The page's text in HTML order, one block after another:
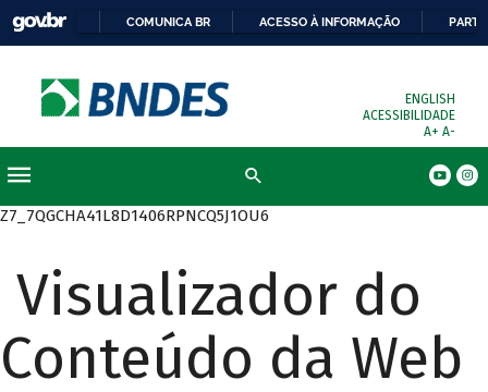
COMUNICA BR ACESSO À INFORMAÇÃO
ENGLISH
ACESSIBILIDADE
A+ A-
Z7_7QGCHA41L8D1406RPNCQ5J1OU6
Visualizador do
Conteúdo da Web